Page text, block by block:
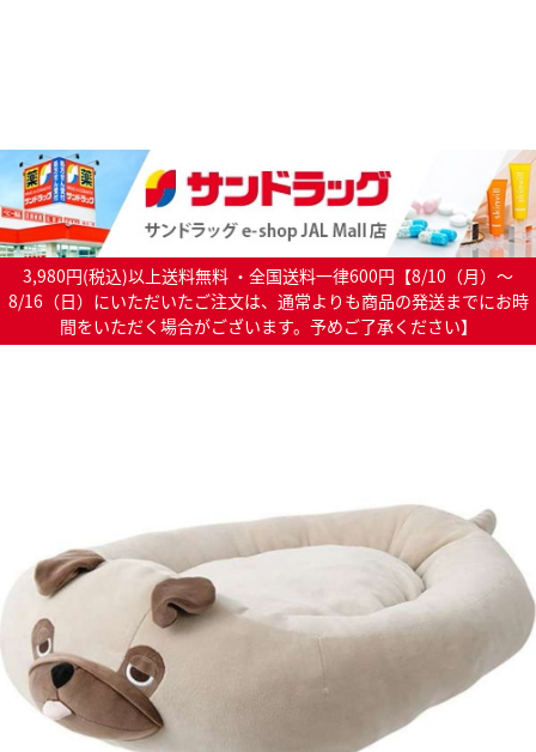
3,980円(税込)以上送料無料 ・全国送料一律600円【8/10（月）～
8/16（日）にいただいたご注文は、通常よりも商品の発送までにお時
間をいただく場合がございます。予めご了承ください】